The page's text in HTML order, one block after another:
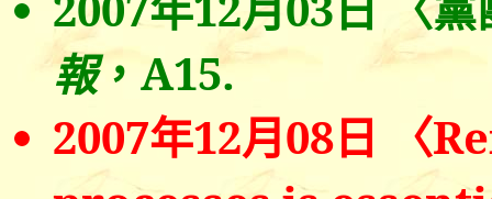
報， A15.
2007年12月08日 〈